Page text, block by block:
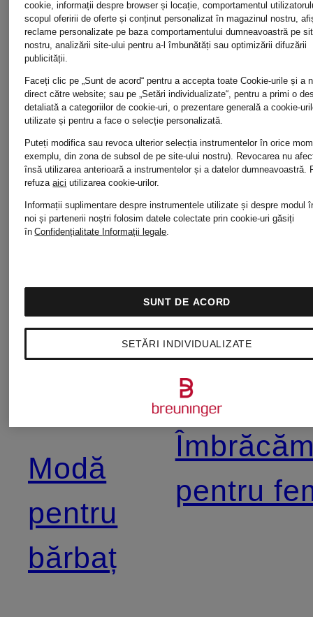
Modă
de lux
pentru
Copii
de lux
pentru
Modă
pentru
bărbaț
Modă
femei
pentru
pentru
pentru
cookie, informații despre browser și locație, comportamentul
scopul oferirii de oferte și conținut personalizat în magazinul nostru,
reclame personalizate pe baza comportamentului dumneavoastră pe
nostru, analizării site-ului pentru a-l îmbunătăți sau optimizării difuzării
publicității.
Faceți clic pe „Sunt de acord“ pentru a accepta toate Cookie-urile și a
direct către website; sau pe „Setări individualizate“, pentru a primi o
detaliată a categoriilor de cookie-uri, o prezentare generală a cookie-
utilizate și pentru a face o selecție personalizată.
Puteți modifica sau revoca ulterior selecția instrumentelor în orice
exemplu, din zona de subsol de pe site-ului nostru). Revocarea nu
însă utilizarea anterioară a instrumentelor și a datelor dumneavoastră.
refuzaaici utilizarea cookie-urilor.
Informații suplimentare despre instrumentele utilizate și despre modul
noi și partenerii noștri folosim datele colectate prin cookie-uri găsiți
înConfidențialitate Informații legale.
SETĂRI INDIVIDUALIZATE
SUNT DE ACORD